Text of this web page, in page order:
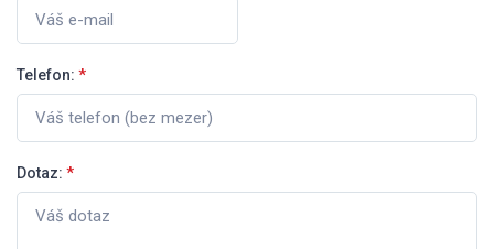
Telefon: *
Dotaz: *